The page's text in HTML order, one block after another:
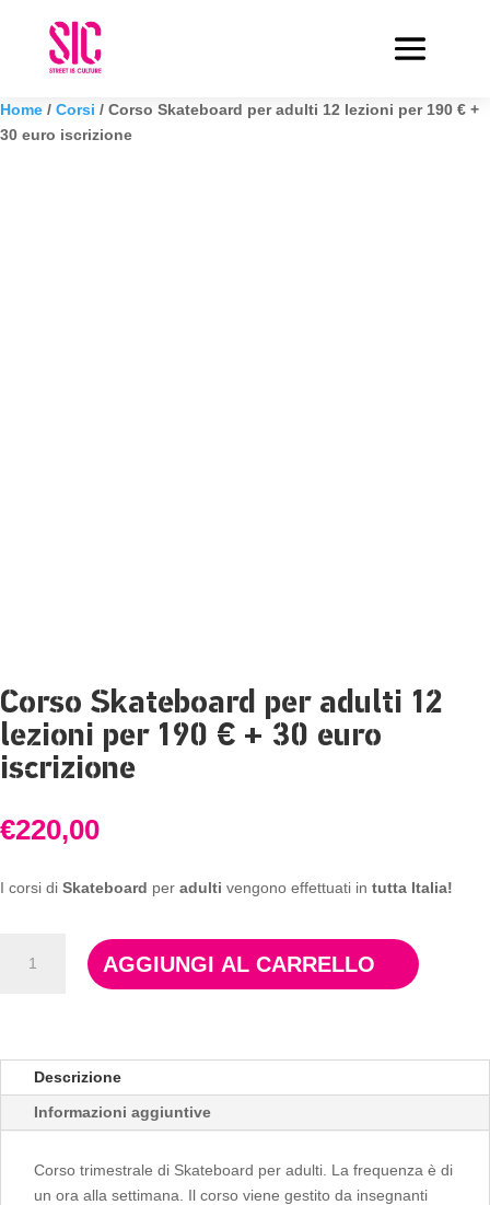
Home / Corsi / Corso Skateboard per adulti 12 lezioni per 190 € +
30 euro iscrizione
Corso Skateboard per adulti 12
lezioni per 190 € + 30 euro
iscrizione
€220,00
I corsi di Skateboard per adulti vengono effettuati in tutta Italia!
Skateboard
lezioni
per
AGGIUNGI AL CARRELLO
Descrizione
Informazioni aggiuntive
Corso trimestrale di Skateboard per adulti. La frequenza è di
un ora alla settimana. Il corso viene gestito da insegnanti